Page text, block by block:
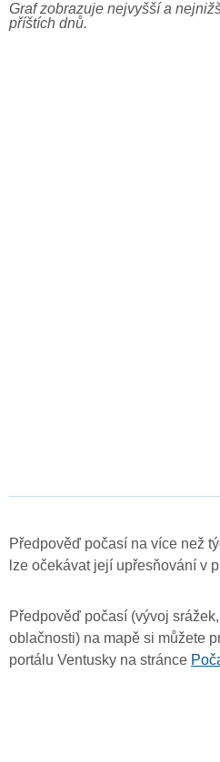
Graf zobrazuje nejvyšší a
příštích dnů.
Předpověď počasí na více než
lze očekávat její upřesňování v
Předpověď počasí (vývoj
oblačnosti) na mapě si můžete
portálu Ventusky na stránce